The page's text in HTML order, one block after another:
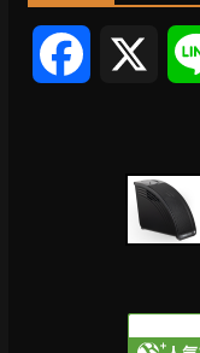
ブ